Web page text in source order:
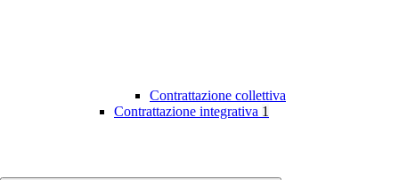
Contrattazione collettiva
Contrattazione integrativa 1